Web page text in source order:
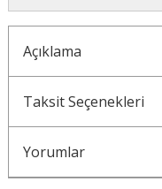
Açıklama
Taksit Seçenekleri
Yorumlar